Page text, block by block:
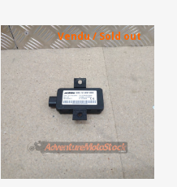
Vendu / Sold out